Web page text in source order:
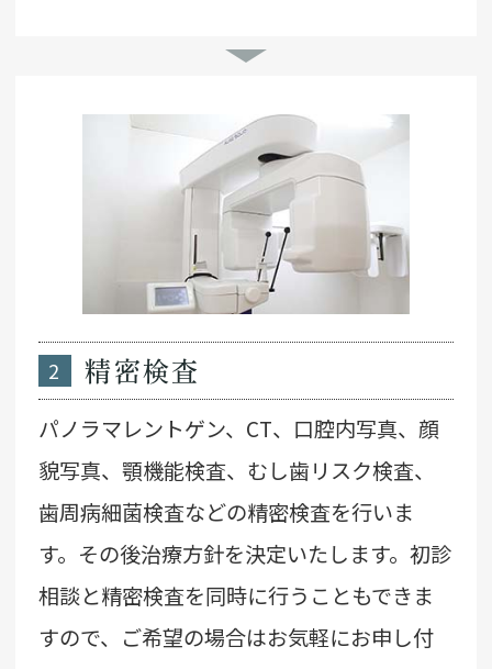
2 精密検査
パノラマレントゲン、CT、口腔内写真、顔
貌写真、顎機能検査、むし歯リスク検査、
歯周病細菌検査などの精密検査を行いま
す。その後治療方針を決定いたします。初診
相談と精密検査を同時に行うこともできま
すので、ご希望の場合はお気軽にお申し付